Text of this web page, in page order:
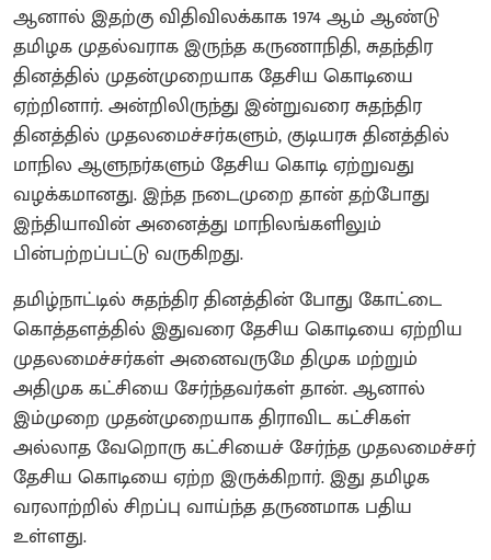
ஆனால் இதற்கு விதிவிலக்காக 1974 ஆம் ஆண்டு
தமிழக முதல்வராக இருந்த கருணாநிதி, சுதந்திர
தினத்தில் முதன்முறையாக தேசிய கொடியை
ஏற்றினார். அன்றிலிருந்து இன்றுவரை சுதந்திர
தினத்தில் முதலமைச்சர்களும், குடியரசு தினத்தில்
மாநில ஆளுநர்களும் தேசிய கொடி ஏற்றுவது
வழக்கமானது. இந்த நடைமுறை தான் தற்போது
இந்தியாவின் அனைத்து மாநிலங்களிலும்
பின்பற்றப்பட்டு வருகிறது.
தமிழ்நாட்டில் சுதந்திர தினத்தின் போது கோட்டை
கொத்தளத்தில் இதுவரை தேசிய கொடியை ஏற்றிய
முதலமைச்சர்கள் அனைவருமே திமுக மற்றும்
அதிமுக கட்சியை சேர்ந்தவர்கள் தான். ஆனால்
இம்முறை முதன்முறையாக திராவிட கட்சிகள்
அல்லாத வேறொரு கட்சியைச் சேர்ந்த முதலமைச்சர்
தேசிய கொடியை ஏற்ற இருக்கிறார். இது தமிழக
வரலாற்றில் சிறப்பு வாய்ந்த தருணமாக பதிய
உள்ளது.